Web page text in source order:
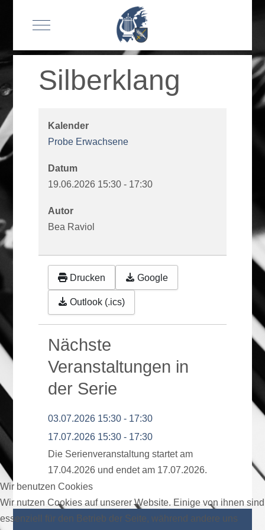
Mobile Menu Toggle
Silberklang
Kalender
Probe Erwachsene
Datum
19.06.2026 15:30 - 17:30
Autor
Bea Raviol
Drucken Google
Outlook (.ics)
Nächste
Veranstaltungen in
der Serie
03.07.2026 15:30 - 17:30
17.07.2026 15:30 - 17:30
Die Serienveranstaltung startet am
17.04.2026 und endet am 17.07.2026.
Wir benutzen Cookies
Wir nutzen Cookies auf unserer Website. Einige von ihnen sind
essenziell für den Betrieb der Seite, während andere uns